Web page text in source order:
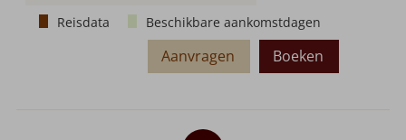
Reisdata Beschikbare aankomstdagen
Boeken
Aanvragen